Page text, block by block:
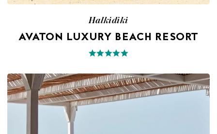
Halkidiki
AVATON LUXURY BEACH RESORT